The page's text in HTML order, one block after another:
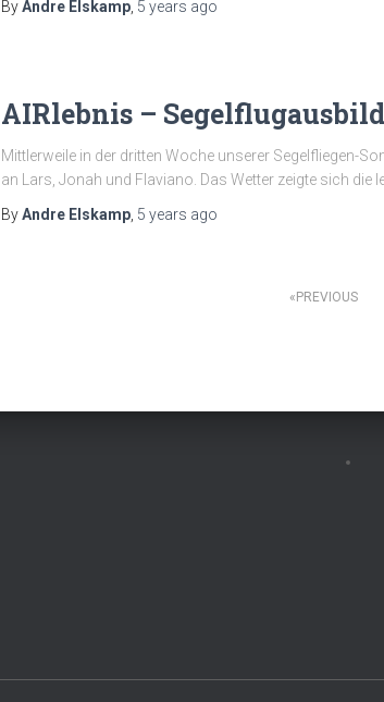
ByAndre Elskamp, 5 years ago
AIRlebnis –
Mittlerweile in der dritten Woche unserer Segelfliegen-
an Lars, Jonah und Flaviano. Das Wetter zeigte sich
ByAndre Elskamp, 5 years ago
PREVIOUS